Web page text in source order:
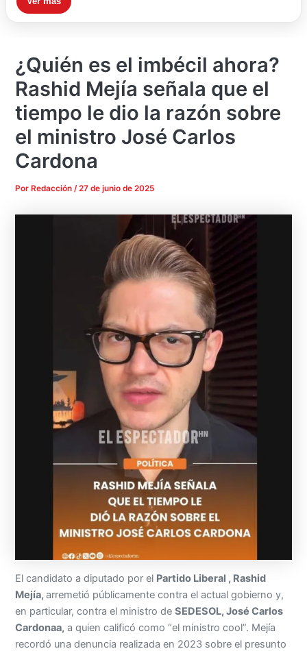
¿Quién es el imbécil ahora?
Rashid Mejía señala que el
tiempo le dio la razón sobre
el ministro José Carlos
Cardona
Por Redacción/27 de junio de 2025
El candidato a diputado por el Partido Liberal , Rashid
Mejía,arremetió públicamente contra el actual gobierno y,
en particular, contra el ministro deSEDESOL, José Carlos
Cardonaa, a quien calificó como “el ministro cool”. Mejía
recordó una denuncia realizada en 2023 sobre el presunto